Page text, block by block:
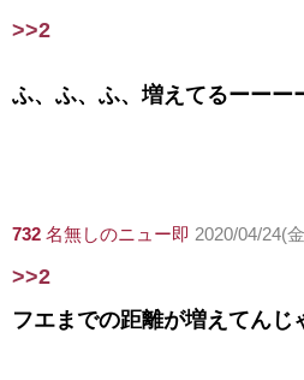
>>2
ふ、ふ、ふ、増えてるーーー
732 名無しのニュー即 2020/04/24(
>>2
フエまでの距離が増えてんじ